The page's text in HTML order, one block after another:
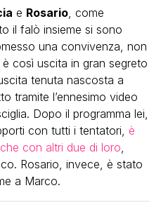
e Rosario, come
il falò insieme si sono
una convivenza, non
così uscita in gran segreto
tenuta nascosta a
tramite l’ennesimo video
Dopo il programma lei,
con tutti i tentatori, è
con altri due di loro,
Rosario, invece, è stato
a Marco.